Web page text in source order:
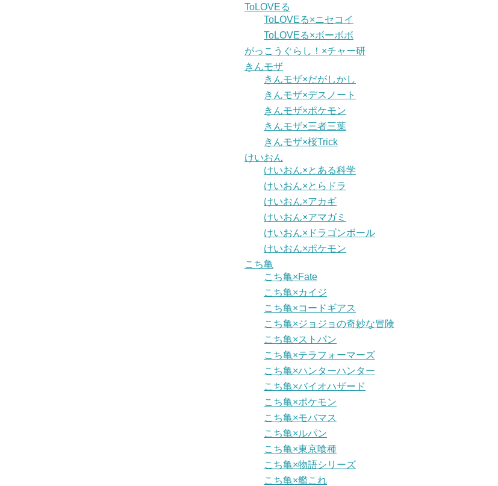
ToLOVEる
ToLOVEる×ニセコイ
ToLOVEる×ボーボボ
がっこうぐらし！×チャー研
きんモザ
きんモザ×だがしかし
きんモザ×デスノート
きんモザ×ポケモン
きんモザ×三者三葉
きんモザ×桜Trick
けいおん
けいおん×とある科学
けいおん×とらドラ
けいおん×アカギ
けいおん×アマガミ
けいおん×ドラゴンボール
けいおん×ポケモン
こち亀
こち亀×Fate
こち亀×カイジ
こち亀×コードギアス
こち亀×ジョジョの奇妙な冒険
こち亀×ストパン
こち亀×テラフォーマーズ
こち亀×ハンターハンター
こち亀×バイオハザード
こち亀×ポケモン
こち亀×モバマス
こち亀×ルパン
こち亀×東京喰種
こち亀×物語シリーズ
こち亀×艦これ